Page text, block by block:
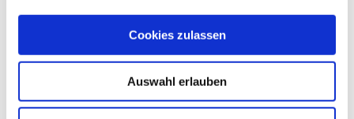
Cookies zulassen
Auswahl erlauben
↳ Installation von StarMoney 12 Basic
↳ Bedienung von StarMoney 12 Basic
↳ Anregungen und Wünsche zu StarMoney 12 Basic
↳ StarMoney 12 Deluxe